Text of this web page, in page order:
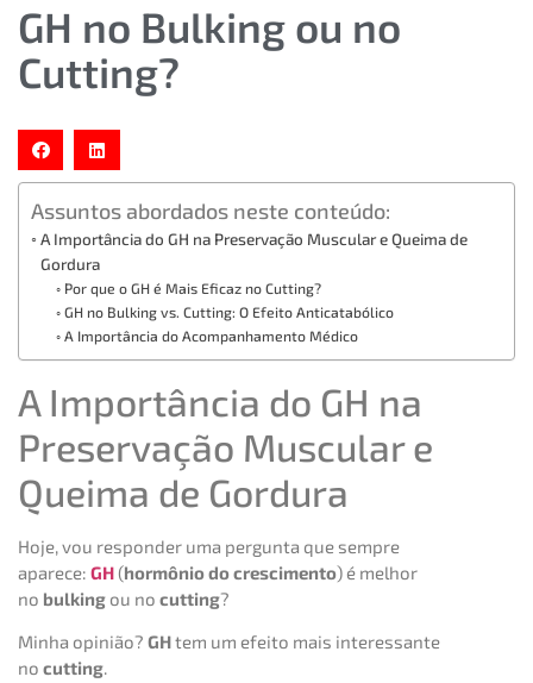
GH no Bulking ou no
Cutting?
Assuntos abordados neste conteúdo:
A Importância do GH na Preservação Muscular e Queima de
Gordura
Por que o GH é Mais Eficaz no Cutting?
GH no Bulking vs. Cutting: O Efeito Anticatabólico
A Importância do Acompanhamento Médico
A Importância do GH na
Preservação Muscular e
Queima de Gordura
Hoje, vou responder uma pergunta que sempre
aparece: GH(hormônio do crescimento) é melhor
no bulking ou no cutting?
Minha opinião? GHtem um efeito mais interessante
no cutting.